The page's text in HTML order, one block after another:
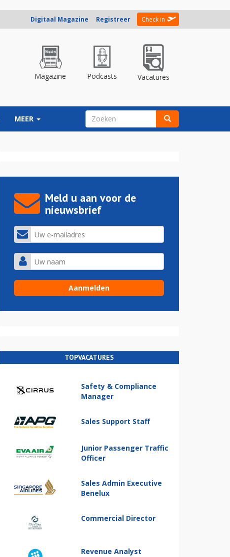
Digitaal Magazine Registreer Check in
Magazine Podcasts Vacatures
MEER ZOEKVELD
Meld u aan voor de
nieuwsbrief
TOPVACATURES
Safety & Compliance
Manager
Sales Support Staff
Junior Passenger Traffic
Officer
Sales Admin Executive
Benelux
Commercial Director
Revenue Analyst